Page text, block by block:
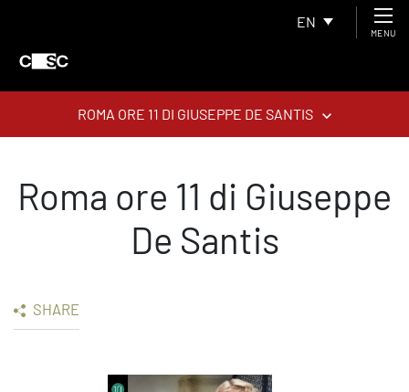
EN
MENU
ROMA ORE 11 DI GIUSEPPE DE SANTIS
Roma ore 11 di Giuseppe
De Santis
SHARE